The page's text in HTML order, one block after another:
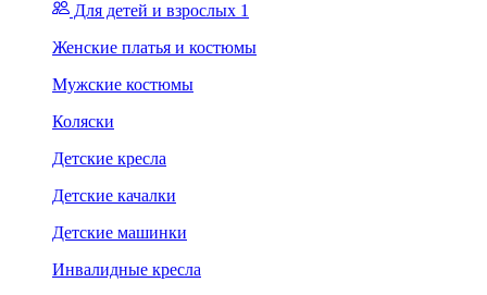
Для детей и взрослых 1
Женские платья и костюмы
Мужские костюмы
Коляски
Детские кресла
Детские качалки
Детские машинки
Инвалидные кресла